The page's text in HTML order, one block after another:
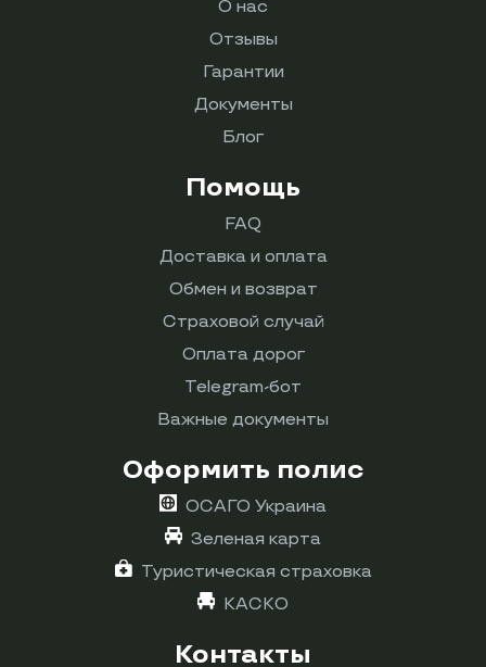
О нас
Отзывы
Гарантии
Документы
Блог
Помощь
FAQ
Доставка и оплата
Обмен и возврат
Страховой случай
Оплата дорог
Telegram-бот
Важные документы
Оформить полис
ОСАГО Украина
Зеленая карта
Туристическая страховка
КАСКО
Контакты